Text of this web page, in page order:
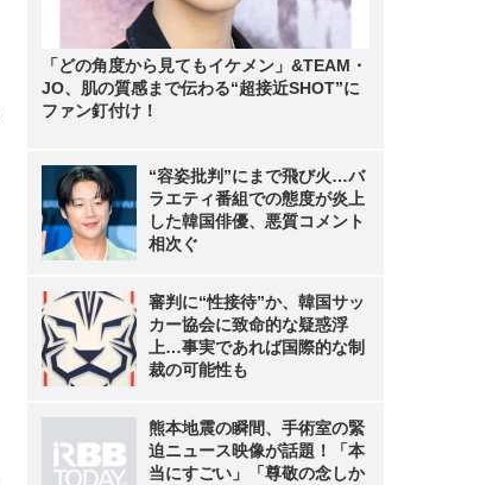
「どの角度から見てもイケメン」&TEAM・
JO、肌の質感まで伝わる“超接近SHOT”に
ファン釘付け！
“容姿批判”にまで飛び火…バ
ラエティ番組での態度が炎上
した韓国俳優、悪質コメント
相次ぐ
審判に“性接待”か、韓国サッ
カー協会に致命的な疑惑浮
上…事実であれば国際的な制
裁の可能性も
熊本地震の瞬間、手術室の緊
迫ニュース映像が話題！「本
当にすごい」「尊敬の念しか